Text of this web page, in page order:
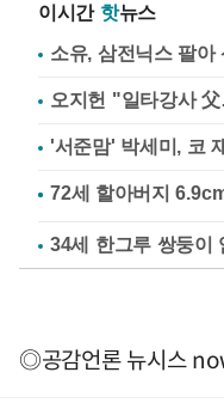
이시간 핫뉴스
소유, 삼전닉스 팔아
오지헌 "일타강사
'서준맘' 박세미, 코
34세 한그루 쌍둥이
◎공감언론 뉴시스